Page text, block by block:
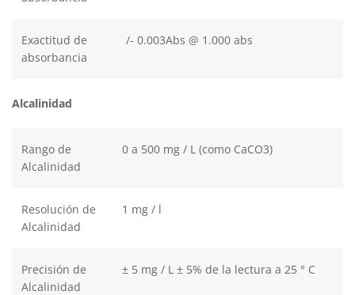
Exactitud de
absorbancia
/- 0.003Abs @ 1.000 abs
Alcalinidad
Rango de
Alcalinidad
0 a 500 mg / L (como CaCO3)
Resolución de
Alcalinidad
1 mg / l
Precisión de
Alcalinidad
± 5 mg / L ± 5% de la lectura a 25 ° C